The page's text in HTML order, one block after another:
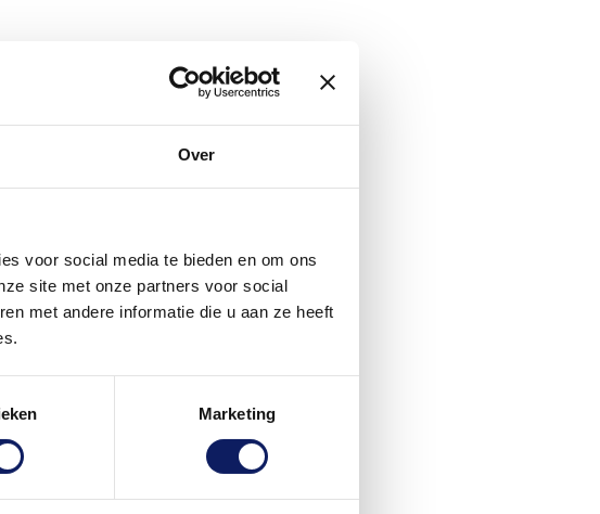
Over
voor social media te bieden en om ons
site met onze partners voor social
met andere informatie die u aan ze heeft
Marketing